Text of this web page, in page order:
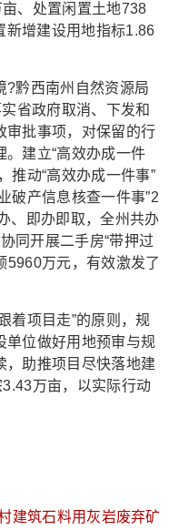
、处置闲置土地738
新增建设用地指标1.86
黔西南州自然资源局
省政府取消、下发和
审批事项，对保留的行
建立“高效办成一件
推动“高效办成一件事”
破产信息核查一件事”2
、即办即取，全州共办
同开展二手房“带押过
5960万元，有效激发了
项目走”的原则，规
单位做好用地预审与规
，助推项目尽快落地建
万亩，以实际行动
建筑石料用灰岩废弃矿